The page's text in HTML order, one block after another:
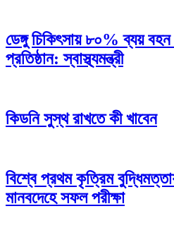
ডেঙ্গু চিকিৎসায় ৮০% ব্যয় বহন
প্রতিষ্ঠান: স্বাস্থ্যমন্ত্রী
কিডনি সুস্থ রাখতে কী খাবেন
বিশ্বে প্রথম কৃত্রিম
মানবদেহে সফল পরীক্ষা